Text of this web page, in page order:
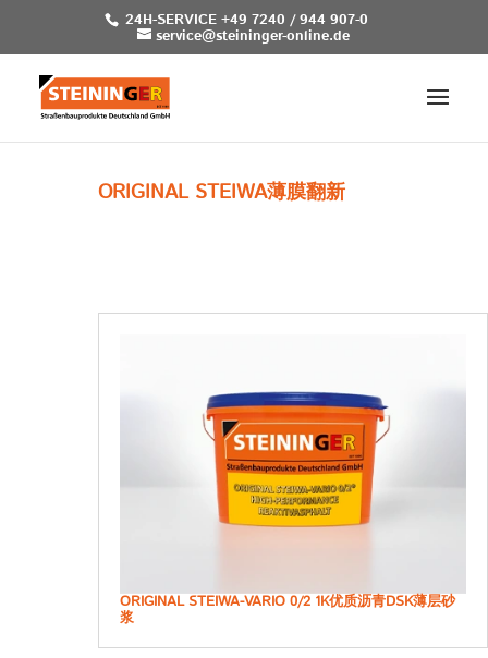
24H-SERVICE +49 7240 / 944 907-0
service@steininger-online.de
ORIGINAL STEIWA薄膜翻新
ORIGINAL STEIWA-VARIO 0/2 1K优质沥青DSK薄层砂
浆